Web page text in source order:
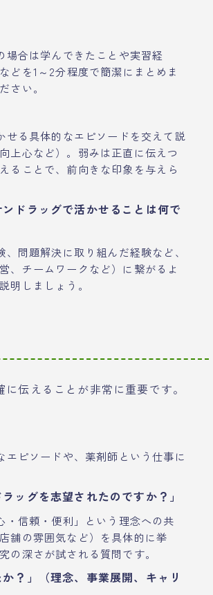
場合は学んできたことや実習経
どを1～2分程度で簡潔にまとめま
さい。
る具体的なエピソードを交えて説
上心など）。弱みは正直に伝えつ
ることで、前向きな印象を与えら
ドラッグで活かせることは何で
問題解決に取り組んだ経験など、
、チームワークなど）に繋がるよ
明しましょう。
伝えることが非常に重要です。
ピソードや、薬剤師という仕事に
ッグを志望されたのですか？」
信頼・便利」という理念への共
舗の雰囲気など）を具体的に挙
の深さが試される質問です。
？」（理念、事業展開、キャリ